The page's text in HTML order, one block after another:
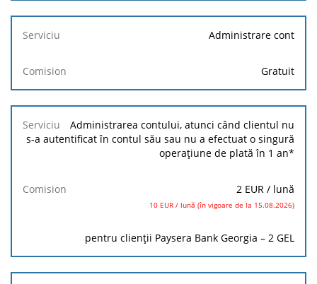
Administrare cont
Gratuit
Administrarea contului, atunci când clientul nu
s-a autentificat în contul său sau nu a efectuat o singură
operațiune de plată în 1 an*
2 EUR / lună
10 EUR / lună (în vigoare de la 15.08.2026)
pentru clienții Paysera Bank Georgia – 2 GEL